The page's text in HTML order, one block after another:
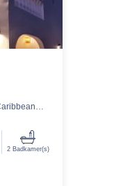
2 Badkamer(s)